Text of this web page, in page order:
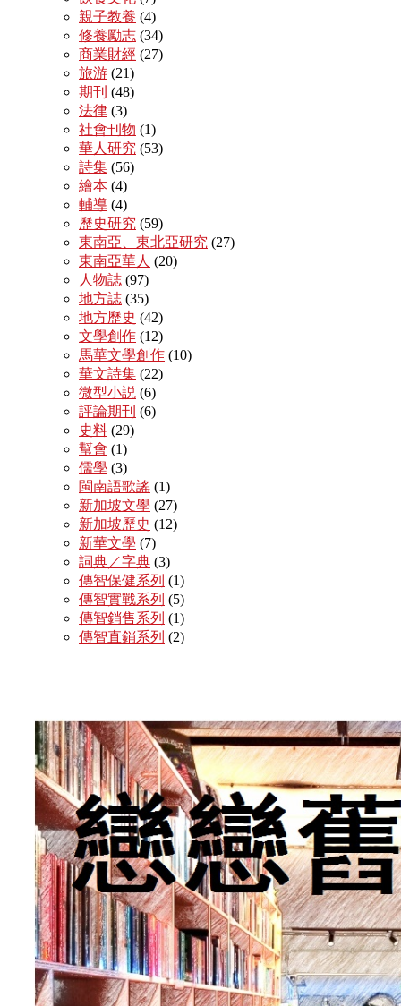
親子教養 (4)
修養勵志 (34)
商業財經 (27)
旅游 (21)
期刊 (48)
法律 (3)
社會刊物 (1)
華人研究 (53)
詩集 (56)
繪本 (4)
輔導 (4)
歷史研究 (59)
東南亞、東北亞研究 (27)
東南亞華人 (20)
人物誌 (97)
地方誌 (35)
地方歷史 (42)
文學創作 (12)
馬華文學創作 (10)
華文詩集 (22)
微型小説 (6)
評論期刊 (6)
史料 (29)
幫會 (1)
儒學 (3)
閩南語歌謠 (1)
新加坡文學 (27)
新加坡歷史 (12)
新華文學 (7)
詞典／字典 (3)
傳智保健系列 (1)
傳智實戰系列 (5)
傳智銷售系列 (1)
傳智直銷系列 (2)